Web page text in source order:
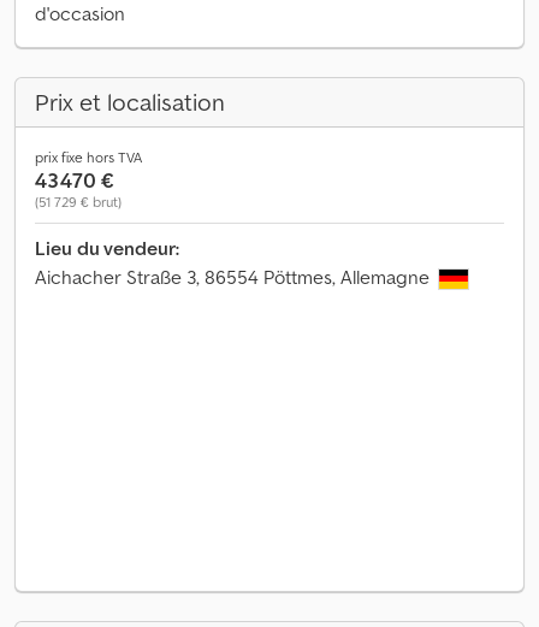
d'occasion
Prix et localisation
prix fixe hors TVA
43 470 €
(51 729 € brut)
Lieu du vendeur:
Aichacher Straße 3, 86554 Pöttmes, Allemagne